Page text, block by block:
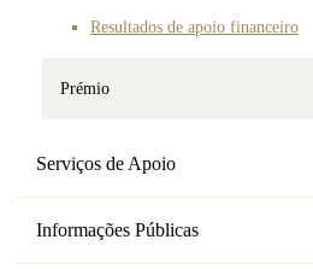
Resultados de apoio financeiro
Prémio
Serviços de Apoio
Informações Públicas